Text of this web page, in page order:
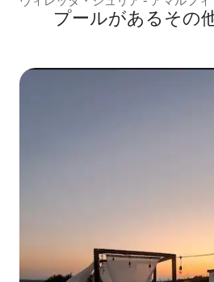
プールがあるその